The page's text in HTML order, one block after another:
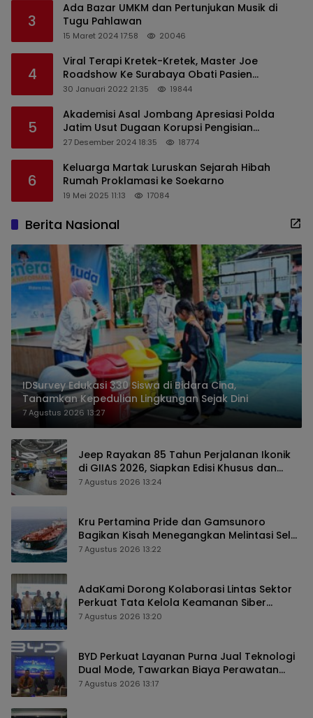
3
Ada Bazar UMKM dan Pertunjukan Musik di
Tugu Pahlawan
15 Maret 2024 17:58 20046
4
Viral Terapi Kretek-Kretek, Master Joe
Roadshow Ke Surabaya Obati Pasien
Sekaligus Edukasi Masyarakat
30 Januari 2022 21:35 19844
5
Akademisi Asal Jombang Apresiasi Polda
Jatim Usut Dugaan Korupsi Pengisian
Perangkat Desa di Kediri
27 Desember 2024 18:35 18774
6
Keluarga Martak Luruskan Sejarah Hibah
Rumah Proklamasi ke Soekarno
19 Mei 2025 11:13 17084
Berita Nasional
IDSurvey Edukasi 330 Siswa di Bidara Cina,
Tanamkan Kepedulian Lingkungan Sejak Dini
7 Agustus 2026 13:27
Jeep Rayakan 85 Tahun Perjalanan Ikonik
di GIIAS 2026, Siapkan Edisi Khusus dan
Perkuat Pengalaman Pelanggan
7 Agustus 2026 13:24
Kru Pertamina Pride dan Gamsunoro
Bagikan Kisah Menegangkan Melintasi Selat
Hormuz di Tengah Konflik
7 Agustus 2026 13:22
AdaKami Dorong Kolaborasi Lintas Sektor
Perkuat Tata Kelola Keamanan Siber
Berbasis AI
7 Agustus 2026 13:20
BYD Perkuat Layanan Purna Jual Teknologi
Dual Mode, Tawarkan Biaya Perawatan
Lebih Efisien
7 Agustus 2026 13:17